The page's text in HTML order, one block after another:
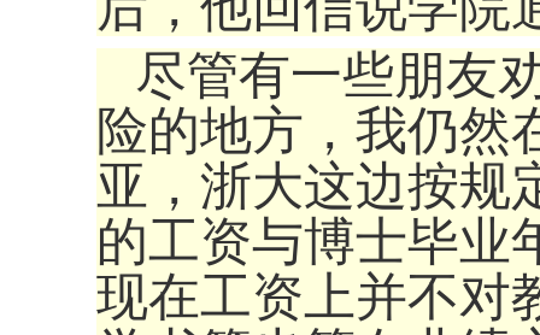
尽管有一些朋友
险的地方，我仍然
亚，浙大这边按规
的工资与博士毕业
现在工资上并不对